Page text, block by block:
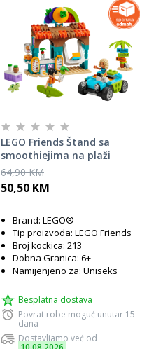
LEGO Friends Štand sa
smoothiejima na plaži
42625
64,90 KM
50,50 KM
Brand: LEGO®
Tip proizvoda: LEGO Friends
Broj kockica: 213
Dobna Granica: 6+
Namijenjeno za: Uniseks
Besplatna dostava
Povrat robe moguć unutar 15
dana
Dostavljamo već od